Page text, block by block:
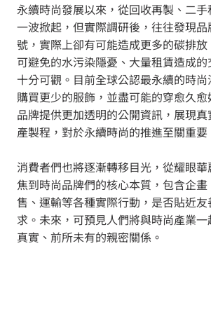
永續時尚發展以來，從回收再製、二
一波掀起，但實際調研後，往往發現
號，實際上卻有可能造成更多的碳排
可避免的水污染隱憂、大量租賃造成
十分可觀。目前全球公認最永續的時
購買更少的服飾，並盡可能的穿愈久愈
品牌提供更加透明的公開資訊，展現
產製程，對於永續時尚的推進至關重要
消費者們也將逐漸轉移目光，從耀眼
焦到時尚品牌們的核心本質，包含企
售、運輸等各種實際行動，是否貼近
求。未來，可預見人們將與時尚產業一
真實、前所未有的親密關係。